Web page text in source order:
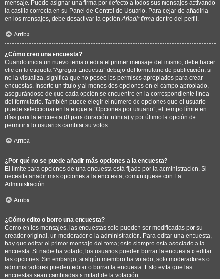
mensaje. Puede asignar una firma por defecto a todos sus mensajes activando
la casilla correcta en su Panel de Control de Usuario. Para dejar de añadirla
en los mensajes, debe desactivar la opción Añadir firma dentro del perfil.
Arriba
¿Cómo creo una encuesta?
Cuando inicia un nuevo tema o edita el primer mensaje del mismo, debe hacer
clic en la etiqueta “Agregar Encuesta” debajo del formulario de publicación; si
no la visualiza, significa que no posee los permisos apropiados para crear
encuestas. Inserte un título y al menos dos opciones en el campo apropiado,
asegurándose de que cada opción se encuentre en la correspondiente línea
del formulario. También puede elegir el número de opciones que el usuario
puede seleccionar en la etiqueta “Opciones por usuario”, el tiempo límite en
días para la encuesta (0 para duración infinita) y por último la opción de
permitir a lo usuarios cambiar su votos.
Arriba
¿Por qué no se puede añadir más opciones a la encuesta?
El límite para opciones de una encuesta está fijado por la administración. Si
necesita añadir más opciones a la encuesta, comuníquese con La
Administración.
Arriba
¿Cómo edito o borro una encuesta?
Como en los mensajes, las encuestas solo pueden ser modificadas por su
creador original, un moderador o la administración. Para editar una encuesta,
hay que editar el primer mensaje del tema; este siempre esta asociado a la
encuesta. Si nadie ha votado, los usuarios pueden borrar la encuesta o editar
las opciones. Sin embargo, si algún miembro ha votado, solo moderadores o
administradores pueden editar o borrar la encuesta. Esto evita que las
encuestas sean cambiadas a mitad de la votación.